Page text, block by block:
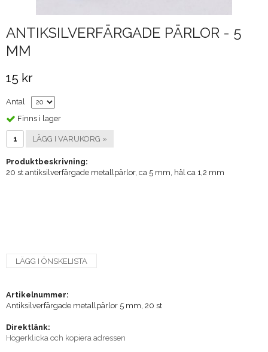
ANTIKSILVERFÄRGADE PÄRLOR - 5
MM
15 kr
Antal
Finns i lager
LÄGG I VARUKORG »
Produktbeskrivning:
20 st antiksilverfärgade metallpärlor, ca 5 mm, hål ca 1,2 mm
LÄGG I ÖNSKELISTA
Artikelnummer:
Antiksilverfärgade metallpärlor 5 mm, 20 st
Direktlänk:
Högerklicka och kopiera adressen